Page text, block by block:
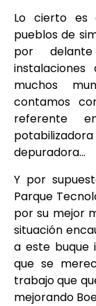
Lo cierto es
pueblos de
por
muchos
contamos
referente
depuradora…
Y por
Parque
por su mejor
situación
a este buque
que se
trabajo que
mejorando